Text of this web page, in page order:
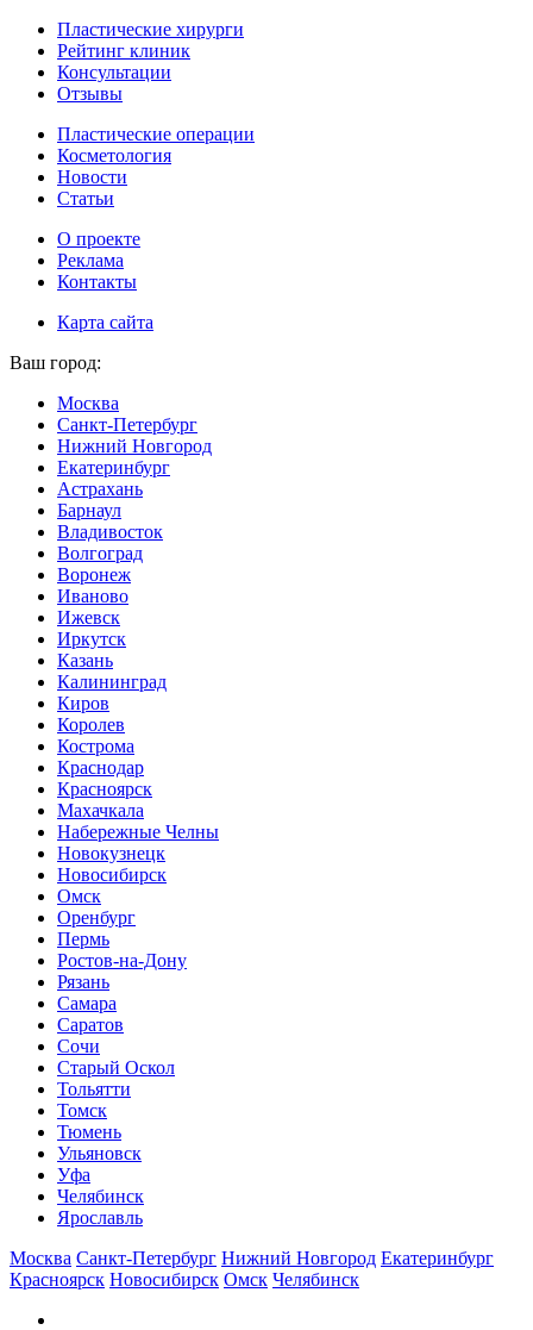
Пластические хирурги
Рейтинг клиник
Консультации
Отзывы
Пластические операции
Косметология
Новости
Статьи
О проекте
Реклама
Контакты
Карта сайта
Ваш город:
Москва
Санкт-Петербург
Нижний Новгород
Екатеринбург
Астрахань
Барнаул
Владивосток
Волгоград
Воронеж
Иваново
Ижевск
Иркутск
Казань
Калининград
Киров
Королев
Кострома
Краснодар
Красноярск
Махачкала
Набережные Челны
Новокузнецк
Новосибирск
Омск
Оренбург
Пермь
Ростов-на-Дону
Рязань
Самара
Саратов
Сочи
Старый Оскол
Тольятти
Томск
Тюмень
Ульяновск
Уфа
Челябинск
Ярославль
Москва Санкт-Петербург Нижний Новгород Екатеринбург
Красноярск Новосибирск Омск Челябинск